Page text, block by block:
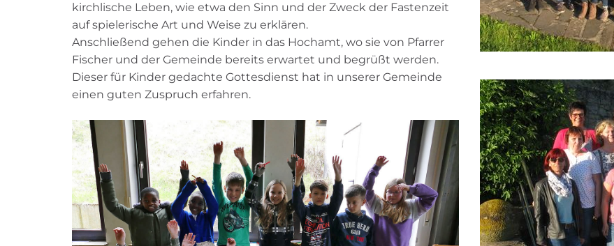
kirchlische Leben, wie etwa den Sinn und der Zweck der Fastenzeit
auf spielerische Art und Weise zu erklären.
Anschließend gehen die Kinder in das Hochamt, wo sie von Pfarrer
Fischer und der Gemeinde bereits erwartet und begrüßt werden.
Dieser für Kinder gedachte Gottesdienst hat in unserer Gemeinde
einen guten Zuspruch erfahren.